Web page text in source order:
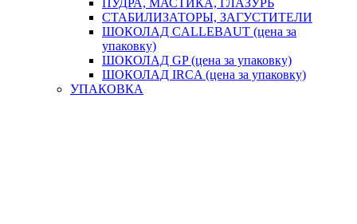
ПУДРА, МАСТИКА, ГЛАЗУРЬ
СТАБИЛИЗАТОРЫ, ЗАГУСТИТЕЛИ
ШОКОЛАД CALLEBAUT (цена за
упаковку)
ШОКОЛАД GP (цена за упаковку)
ШОКОЛАД IRCA (цена за упаковку)
УПАКОВКА